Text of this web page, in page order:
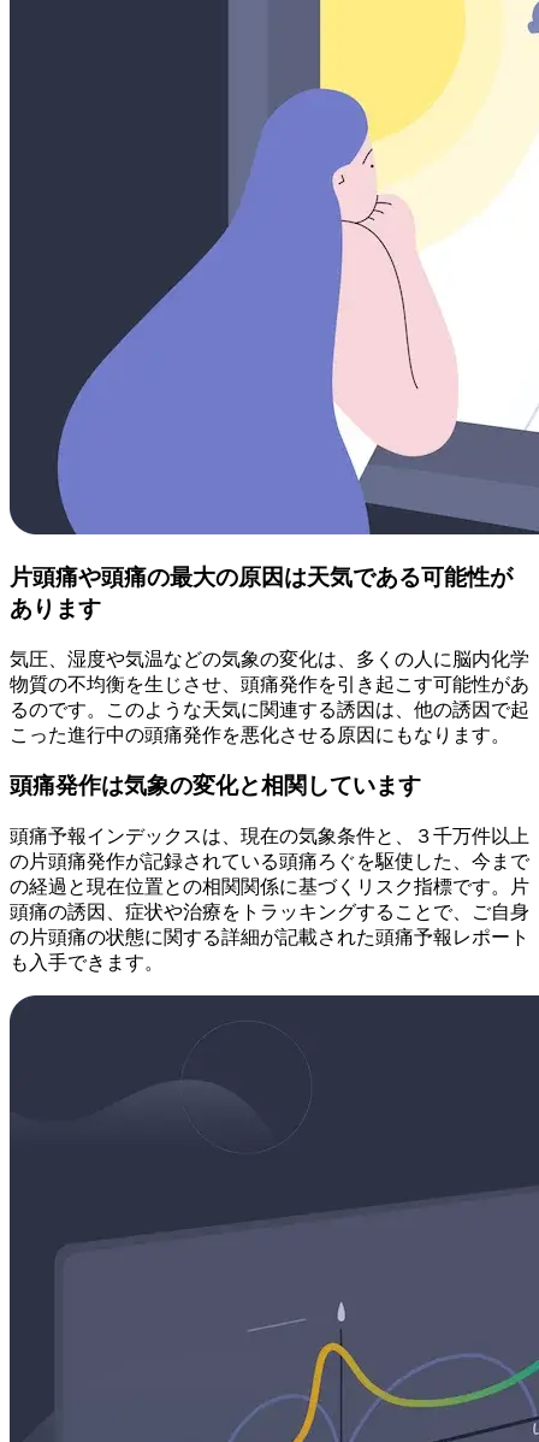
片頭痛や頭痛の最大の原因は天気である可能性が
あります
気圧、湿度や気温などの気象の変化は、多くの人に脳内化学
物質の不均衡を生じさせ、頭痛発作を引き起こす可能性があ
るのです。このような天気に関連する誘因は、他の誘因で起
こった進行中の頭痛発作を悪化させる原因にもなります。
頭痛発作は気象の変化と相関しています
頭痛予報インデックスは、現在の気象条件と、３千万件以上
の片頭痛発作が記録されている頭痛ろぐを駆使した、今まで
の経過と現在位置との相関関係に基づくリスク指標です。片
頭痛の誘因、症状や治療をトラッキングすることで、ご自身
の片頭痛の状態に関する詳細が記載された頭痛予報レポート
も入手できます。